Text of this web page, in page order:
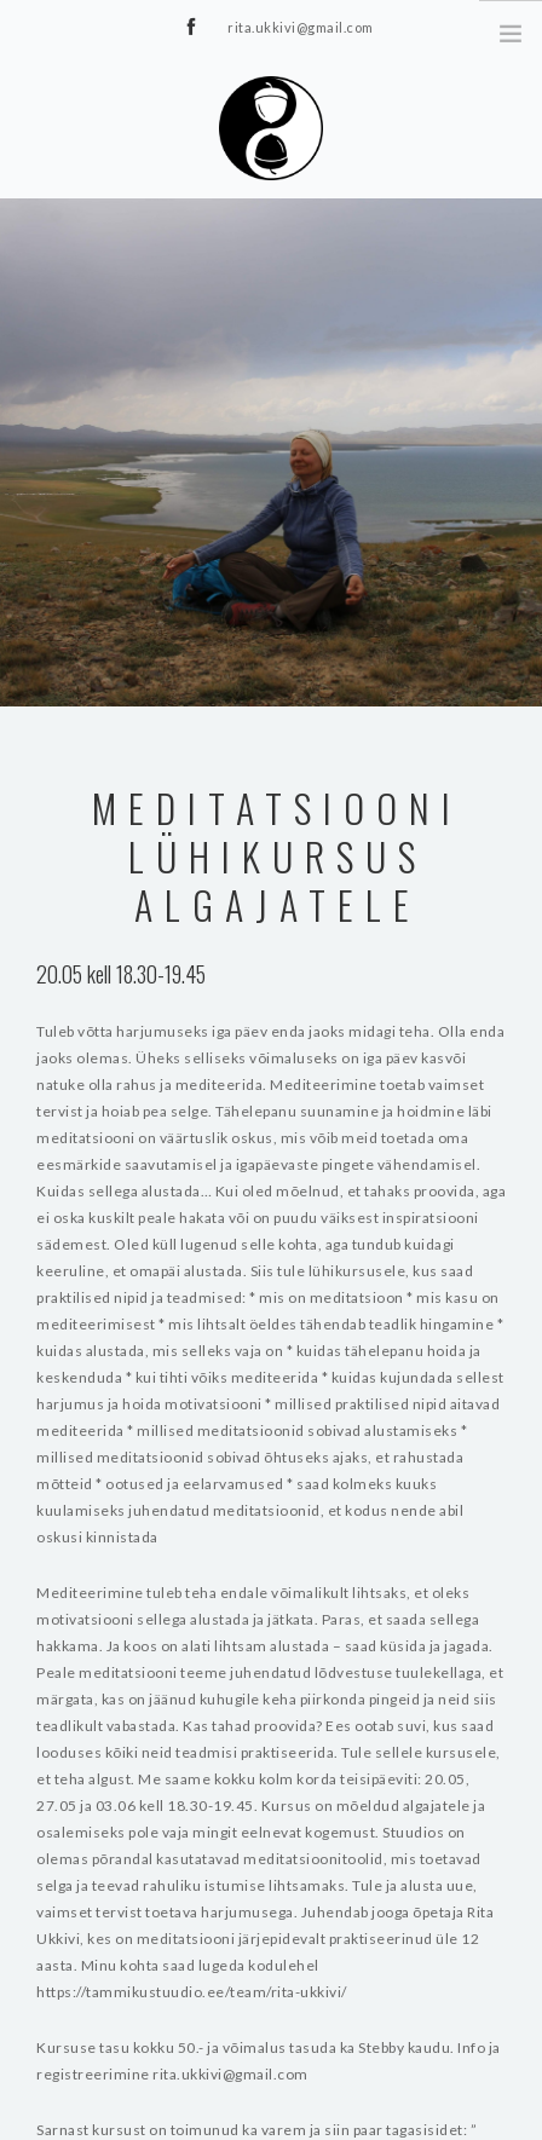
rita.ukkivi@gmail.com
ÜRITUSED
GALERII
KONTAKT
MEDITATSIOONI
LÜHIKURSUS
ALGAJATELE
20.05 kell 18.30-19.45
Tuleb võtta harjumuseks iga päev enda jaoks midagi teha. Olla enda
jaoks olemas. Üheks selliseks võimaluseks on iga päev kasvõi
natuke olla rahus ja mediteerida. Mediteerimine toetab vaimset
tervist ja hoiab pea selge. Tähelepanu suunamine ja hoidmine läbi
meditatsiooni on väärtuslik oskus, mis võib meid toetada oma
eesmärkide saavutamisel ja igapäevaste pingete vähendamisel.
Kuidas sellega alustada… Kui oled mõelnud, et tahaks proovida, aga
ei oska kuskilt peale hakata või on puudu väiksest inspiratsiooni
sädemest. Oled küll lugenud selle kohta, aga tundub kuidagi
keeruline, et omapäi alustada. Siis tule lühikursusele, kus saad
praktilised nipid ja teadmised: * mis on meditatsioon * mis kasu on
mediteerimisest * mis lihtsalt öeldes tähendab teadlik hingamine *
kuidas alustada, mis selleks vaja on * kuidas tähelepanu hoida ja
keskenduda * kui tihti võiks mediteerida * kuidas kujundada sellest
harjumus ja hoida motivatsiooni * millised praktilised nipid aitavad
mediteerida * millised meditatsioonid sobivad alustamiseks *
millised meditatsioonid sobivad õhtuseks ajaks, et rahustada
mõtteid * ootused ja eelarvamused * saad kolmeks kuuks
kuulamiseks juhendatud meditatsioonid, et kodus nende abil
oskusi kinnistada
Mediteerimine tuleb teha endale võimalikult lihtsaks, et oleks
motivatsiooni sellega alustada ja jätkata. Paras, et saada sellega
hakkama. Ja koos on alati lihtsam alustada – saad küsida ja jagada.
Peale meditatsiooni teeme juhendatud lõdvestuse tuulekellaga, et
märgata, kas on jäänud kuhugile keha piirkonda pingeid ja neid siis
teadlikult vabastada. Kas tahad proovida? Ees ootab suvi, kus saad
looduses kõiki neid teadmisi praktiseerida. Tule sellele kursusele,
et teha algust. Me saame kokku kolm korda teisipäeviti: 20.05,
27.05 ja 03.06 kell 18.30-19.45. Kursus on mõeldud algajatele ja
osalemiseks pole vaja mingit eelnevat kogemust. Stuudios on
olemas põrandal kasutatavad meditatsioonitoolid, mis toetavad
selga ja teevad rahuliku istumise lihtsamaks. Tule ja alusta uue,
vaimset tervist toetava harjumusega. Juhendab jooga õpetaja Rita
Ukkivi, kes on meditatsiooni järjepidevalt praktiseerinud üle 12
aasta. Minu kohta saad lugeda kodulehel
https://tammikustuudio.ee/team/rita-ukkivi/
Kursuse tasu kokku 50.- ja võimalus tasuda ka Stebby kaudu. Info ja
registreerimine rita.ukkivi@gmail.com
Sarnast kursust on toimunud ka varem ja siin paar tagasisidet: ”